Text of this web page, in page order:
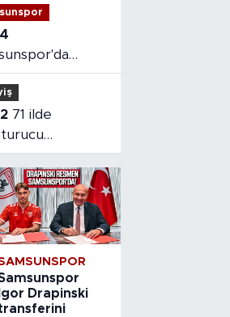
Aydın iddiası
Igor Drapinski